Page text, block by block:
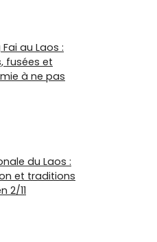
au Laos :
fusées et
à ne pas
du Laos :
et traditions
2/11